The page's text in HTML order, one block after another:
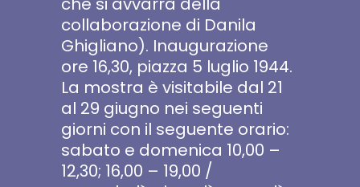
collaborazione di Danila
Ghigliano). Inaugurazione
ore 16,30, piazza 5 luglio 1944.
La mostra è visitabile dal 21
al 29 giugno nei seguenti
giorni con il seguente orario:
sabato e domenica 10,00 –
12,30; 16,00 – 19,00 /